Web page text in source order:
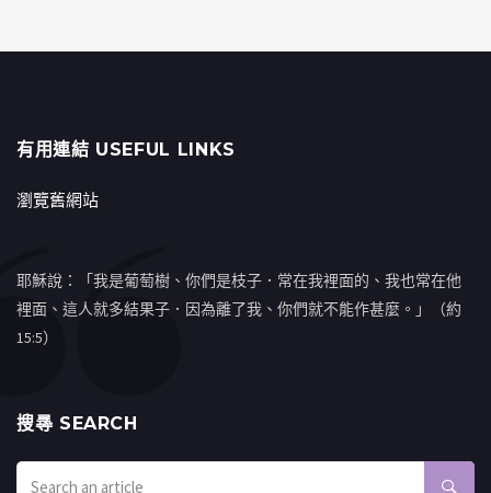
有用連結 USEFUL LINKS
瀏覽舊網站
耶穌說：「我是葡萄樹、你們是枝子．常在我裡面的、我也常在他
裡面、這人就多結果子．因為離了我、你們就不能作甚麼。」（約
15:5）
搜㝷 SEARCH